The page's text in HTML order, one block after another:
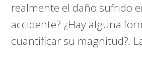
realmente el daño sufrido
accidente? ¿Hay alguna
cuantificar su magnitud?.